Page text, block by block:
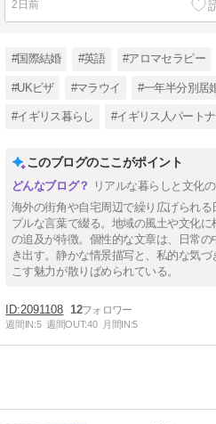
2日前
#国際結婚 #英語 #アロマセラピー
#UKビザ #マラウイ #一年半分別居
#イギリス暮らし #イギリス人パート
このブログのここがポイント
リアルな暮らしと文化
海外の街角や自宅周辺で繰り広げられ
プルな言葉で綴る。地域の風土や文化
の追及が特徴。個性的な文章は、日常の
き出す。静かな情景描写と、私的な気
こす魅力が散りばめられている。
2091108 12
週間IN:5 週間OUT:40 月間IN:5